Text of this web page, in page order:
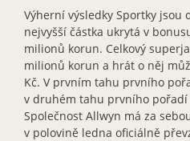
Výherní výsledky Sportky jsou
nejvyšší částka ukrytá v
milionů korun. Celkový
milionů korun a hrát o něj
Kč. V prvním tahu prvního
v druhém tahu prvního
Společnost Allwyn má za
v polovině ledna oficiálně